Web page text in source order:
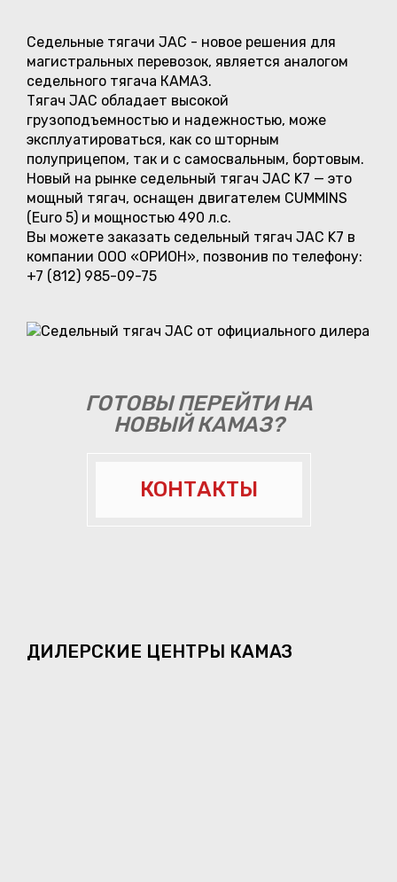
Седельные тягачи JAC - новое решения для
магистральных перевозок, является аналогом
седельного тягача КАМАЗ.
Тягач JAC обладает высокой
грузоподъемностью и надежностью, може
эксплуатироваться, как со шторным
полуприцепом, так и с самосвальным, бортовым.
Новый на рынке седельный тягач JAC K7 — это
мощный тягач, оснащен двигателем CUMMINS
(Euro 5) и мощностью 490 л.с.
Вы можете заказать седельный тягач JAC K7 в
компании ООО «ОРИОН», позвонив по телефону:
+7 (812) 985-09-75
ГОТОВЫ ПЕРЕЙТИ НА
НОВЫЙ КАМАЗ?
КОНТАКТЫ
ДИЛЕРСКИЕ ЦЕНТРЫ КАМАЗ